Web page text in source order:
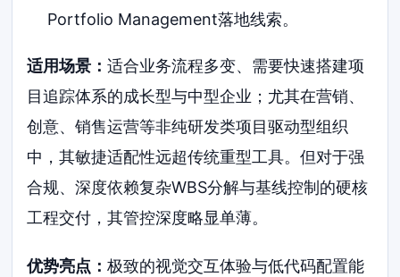
Portfolio Management落地线索。
适用场景：适合业务流程多变、需要快速搭建项
目追踪体系的成长型与中型企业；尤其在营销、
创意、销售运营等非纯研发类项目驱动型组织
中，其敏捷适配性远超传统重型工具。但对于强
合规、深度依赖复杂WBS分解与基线控制的硬核
工程交付，其管控深度略显单薄。
优势亮点：极致的视觉交互体验与低代码配置能